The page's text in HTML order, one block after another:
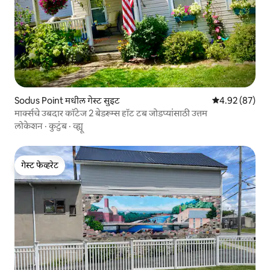
Sodus Point मधील गेस्ट सुइट 5 पैकी 4.92
4.92 (87)
मार्क्सचे उबदार कॉटेज 2 बेडरूम्स हॉट टब जोडप्यांसाठी उत्तम
लोकेशन ·कुटुंब·व्ह्यू
गेस्ट फेव्हरेट
गेस्ट फेव्हरेट